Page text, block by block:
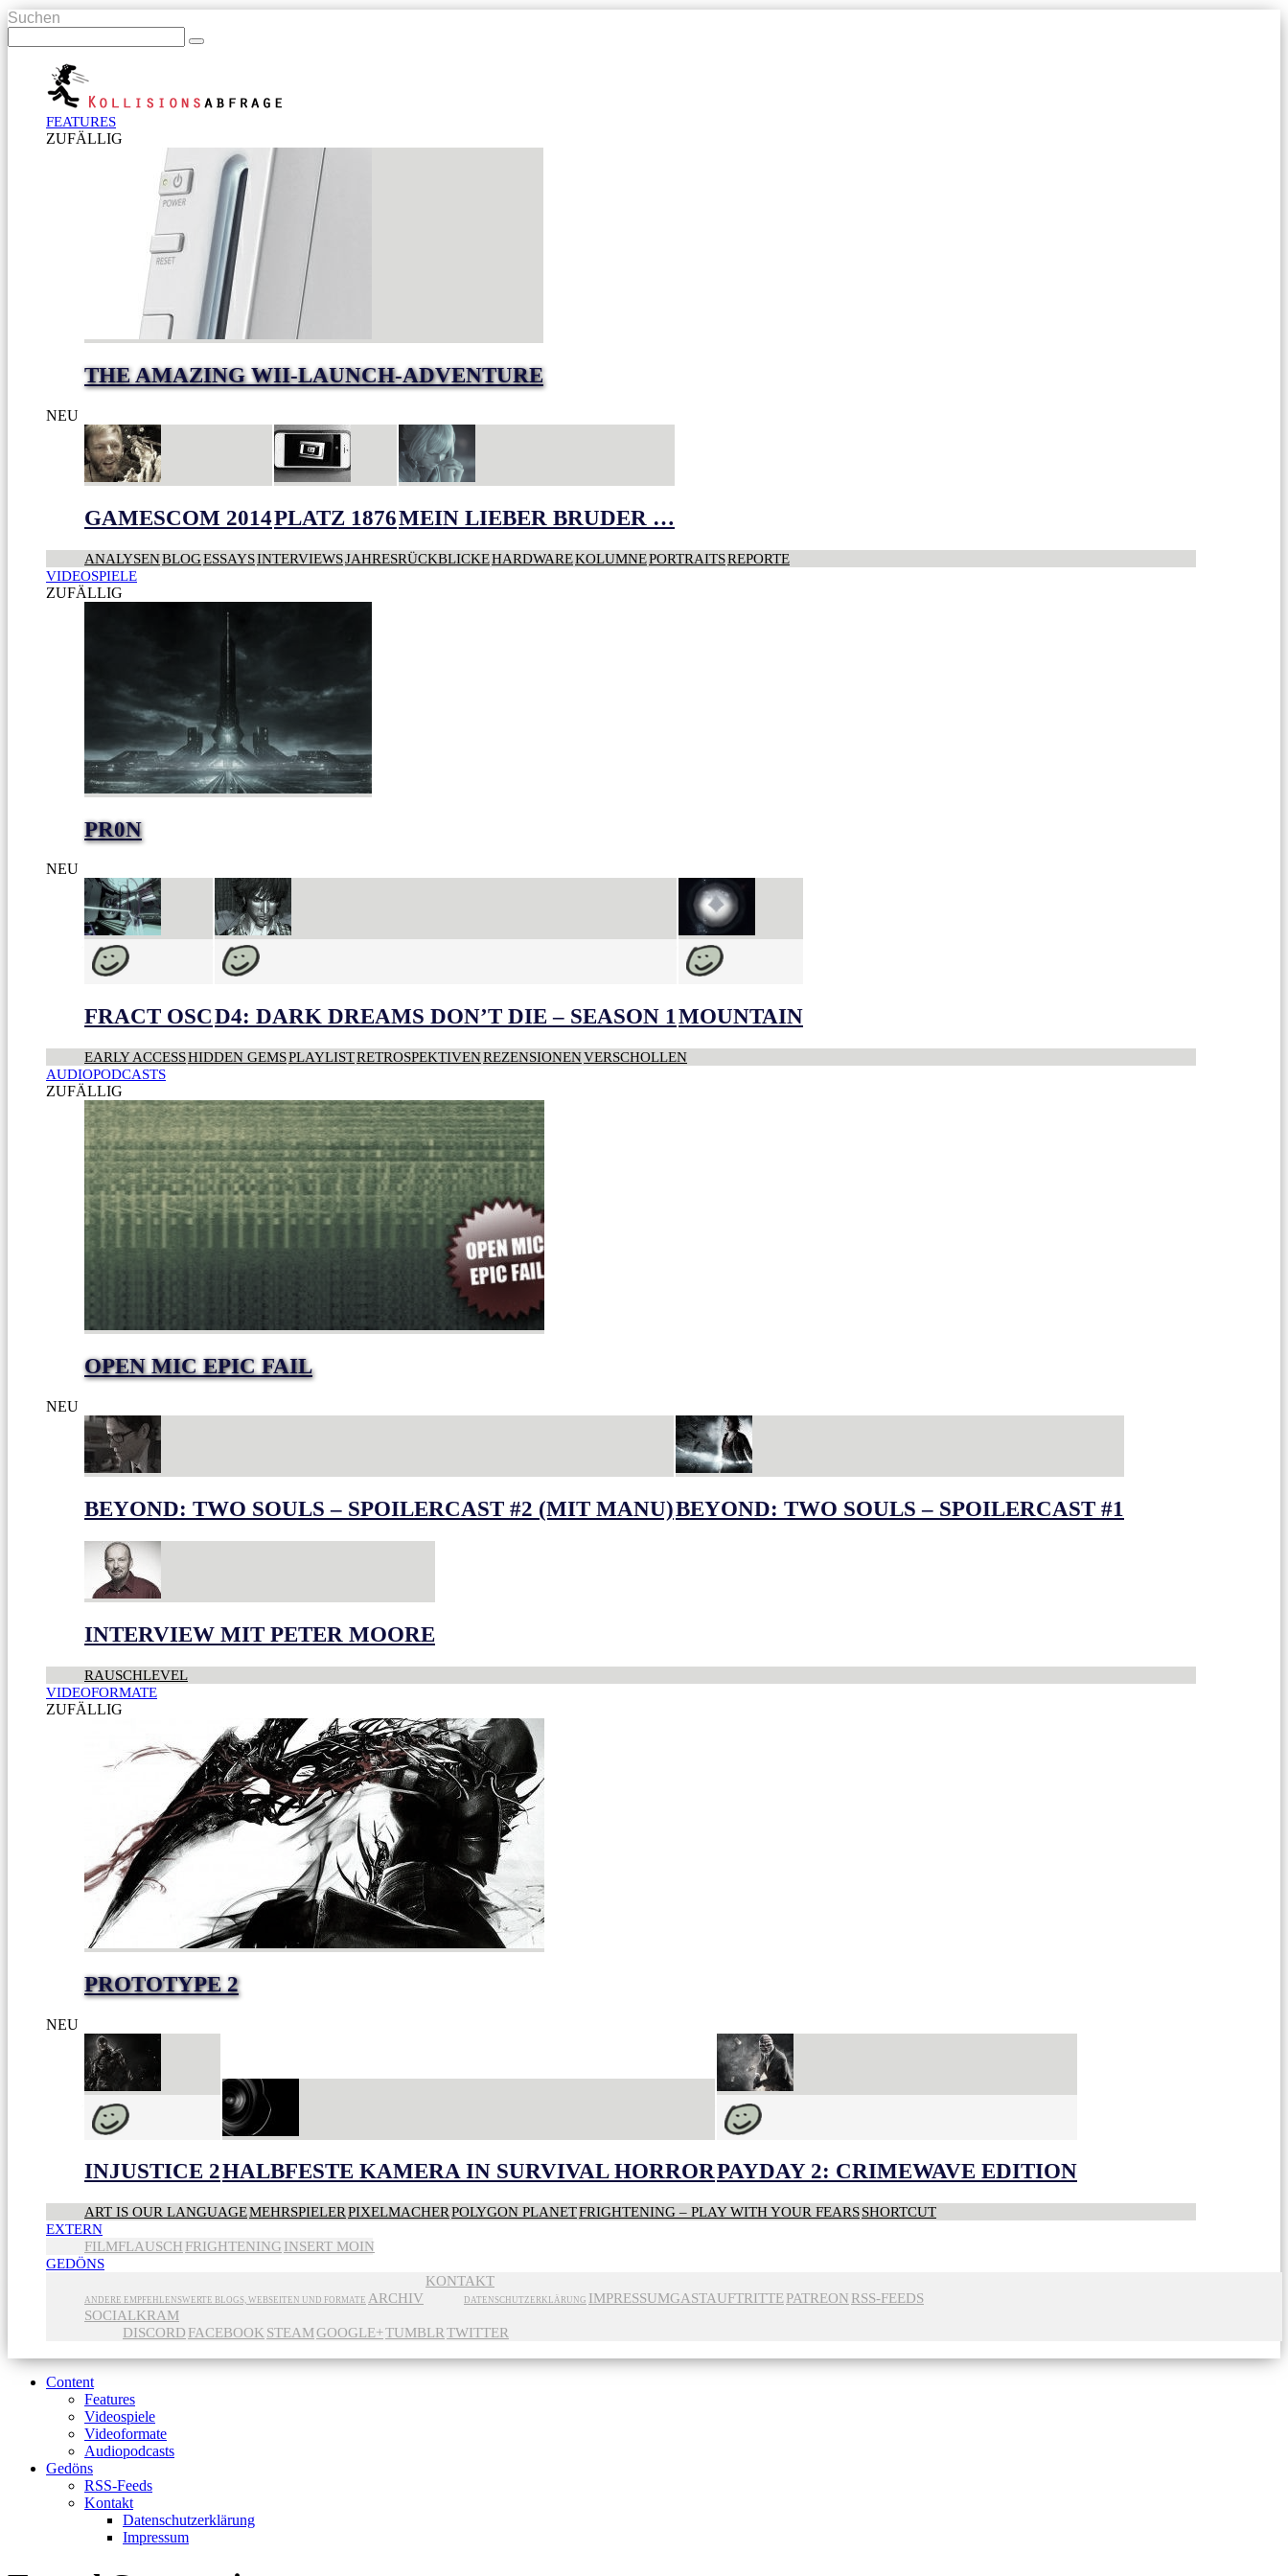
Suchen
FEATURES
ZUFÄLLIG
THE AMAZING WII-LAUNCH-ADVENTURE
NEU
GAMESCOM 2014PLATZ 1876MEIN LIEBER BRUDER …
ANALYSENBLOGESSAYSINTERVIEWSJAHRESRÜCKBLICKEHARDWAREKOLUMNEPORTRAITSREPORTE
VIDEOSPIELE
ZUFÄLLIG
PR0N
NEU
FRACT OSCD4: DARK DREAMS DON’T DIE – SEASON 1MOUNTAIN
EARLY ACCESSHIDDEN GEMSPLAYLISTRETROSPEKTIVENREZENSIONENVERSCHOLLEN
AUDIOPODCASTS
ZUFÄLLIG
OPEN MIC EPIC FAIL
NEU
BEYOND: TWO SOULS – SPOILERCAST #2 (MIT MANU)BEYOND: TWO SOULS – SPOILERCAST #1
INTERVIEW MIT PETER MOORE
RAUSCHLEVEL
VIDEOFORMATE
ZUFÄLLIG
PROTOTYPE 2
NEU
INJUSTICE 2HALBFESTE KAMERA IN SURVIVAL HORRORPAYDAY 2: CRIMEWAVE EDITION
ART IS OUR LANGUAGEMEHRSPIELERPIXELMACHERPOLYGON PLANETFRIGHTENING – PLAY WITH YOUR FEARSSHORTCUT
EXTERN
FILMFLAUSCH FRIGHTENING INSERT MOIN
GEDÖNS
ANDERE EMPFEHLENSWERTE BLOGS, WEBSEITEN UND FORMATE ARCHIV
KONTAKT
DATENSCHUTZERKLÄRUNG IMPRESSUMGASTAUFTRITTEPATREON RSS-FEEDS
SOCIALKRAM
DISCORD FACEBOOK STEAMGOOGLE+TUMBLRTWITTER
Content
Features
Videospiele
Videoformate
Audiopodcasts
Gedöns
RSS-Feeds
Kontakt
Datenschutzerklärung
Impressum